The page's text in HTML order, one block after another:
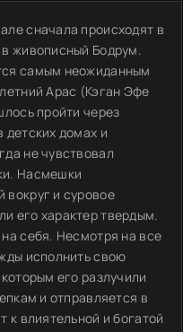
сначала происходят в
живописный Бодрум.
самым неожиданным
Арас (Кэган Эфе
пройти через
домах и
не чувствовал
Насмешки
и суровое
его характер твердым.
себя. Несмотря на все
исполнить свою
его разлучили
и отправляется в
к влиятельной и богатой